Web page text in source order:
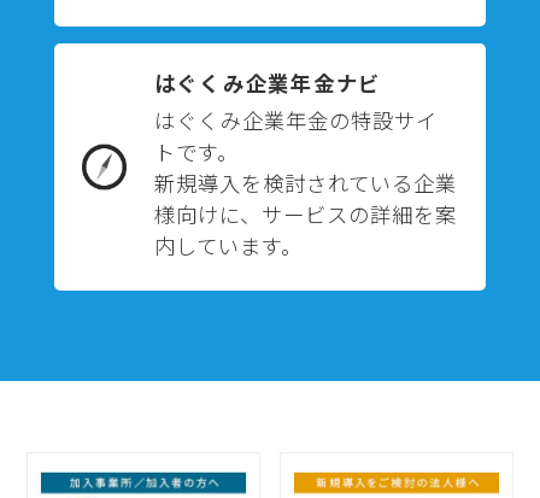
はぐくみ企業年金ナビ
はぐくみ企業年金の特設サイ
トです。
新規導入を検討されている企業
様向けに、サービスの詳細を案
内しています。